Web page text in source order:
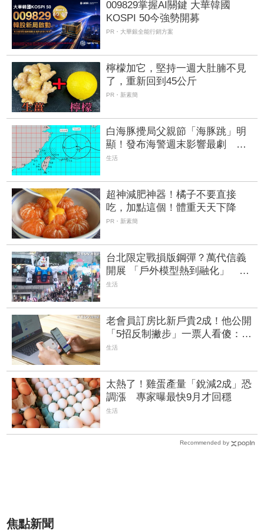
009829掌握AI關鍵 大華韓國
KOSPI 50今強勢開募
PR・大華銀全能行銷方案
檸檬加它，堅持一週大肚腩不見
了，重新回到45公斤
PR・新素簡
白海豚攪局父親節「海豚跳」明
顯！發布海警週末影響最劇 專
家：外圍雨帶今晚進入陸地
生活
超神減肥神器！橘子不要直接
吃，加點這個！體重天天下降
PR・新素簡
台北限定戰損版鋼彈？萬代信義
開展 「戶外模型熱到融化」 網
友傻眼：變史萊姆
生活
老會員訂房比新戶貴2成！他公開
「5招反制撇步」一票人看傻：忠
誠度高就不給優惠了
生活
太熱了！雞蛋產量「銳減2成」恐
調漲 專家曝最快9月才回穩
生活
Recommended by
焦點新聞